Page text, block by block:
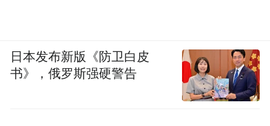
日本发布新版《防卫白皮
书》，俄罗斯强硬警告